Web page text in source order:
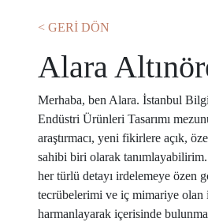
< GERİ DÖN
Alara
Merhaba, ben Alara. İstanbul
Endüstri Ürünleri Tasarımı
araştırmacı, yeni fikirlere açık,
sahibi biri olarak
her türlü detayı irdelemeye özen
tecrübelerimi ve iç mimariye
harmanlayarak içerisinde